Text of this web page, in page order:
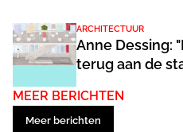
ARCHITECTUUR
Anne Dessing:
terug aan de
MEER BERICHTEN
Meer berichten